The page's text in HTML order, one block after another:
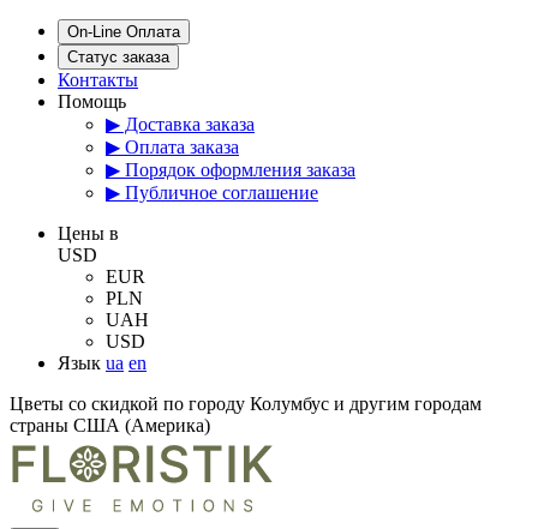
On-Line Оплата
Статус заказа
Контакты
Помощь
▶ Доставка заказа
▶ Оплата заказа
▶ Порядок оформления заказа
▶ Публичное соглашение
Цены в
USD
EUR
PLN
UAH
USD
Язык ua en
Цветы со скидкой по городу Колумбус и другим городам
страны США (Америка)